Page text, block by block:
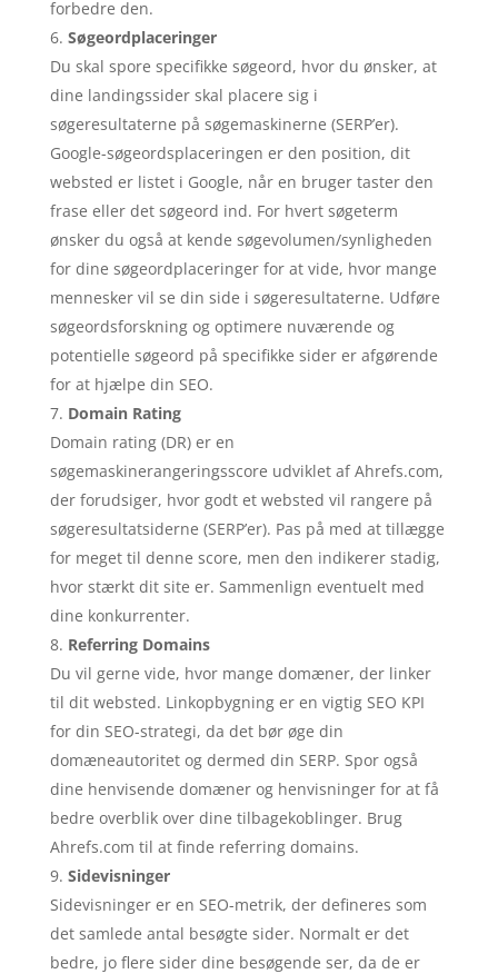
forbedre den.
Søgeordplaceringer
Du skal spore specifikke søgeord, hvor du ønsker, at
dine landingssider skal placere sig i
søgeresultaterne på søgemaskinerne (SERP’er).
Google-søgeordsplaceringen er den position, dit
websted er listet i Google, når en bruger taster den
frase eller det søgeord ind. For hvert søgeterm
ønsker du også at kende søgevolumen/synligheden
for dine søgeordplaceringer for at vide, hvor mange
mennesker vil se din side i søgeresultaterne. Udføre
søgeordsforskning og optimere nuværende og
potentielle søgeord på specifikke sider er afgørende
for at hjælpe din SEO.
Domain Rating
Domain rating (DR) er en
søgemaskinerangeringsscore udviklet af Ahrefs.com,
der forudsiger, hvor godt et websted vil rangere på
søgeresultatsiderne (SERP’er). Pas på med at tillægge
for meget til denne score, men den indikerer stadig,
hvor stærkt dit site er. Sammenlign eventuelt med
dine konkurrenter.
Referring Domains
Du vil gerne vide, hvor mange domæner, der linker
til dit websted. Linkopbygning er en vigtig SEO KPI
for din SEO-strategi, da det bør øge din
domæneautoritet og dermed din SERP. Spor også
dine henvisende domæner og henvisninger for at få
bedre overblik over dine tilbagekoblinger. Brug
Ahrefs.com til at finde referring domains.
Sidevisninger
Sidevisninger er en SEO-metrik, der defineres som
det samlede antal besøgte sider. Normalt er det
bedre, jo flere sider dine besøgende ser, da de er